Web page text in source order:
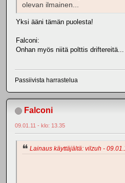
olevan ilmainen...
Yksi ääni tämän puolesta!
Falconi:
Onhan myös niitä polttis driftereitä...
Passiivista harrastelua
Falconi
09.01.11 - klo: 13.35
Lainaus käyttäjältä: vilzuh -